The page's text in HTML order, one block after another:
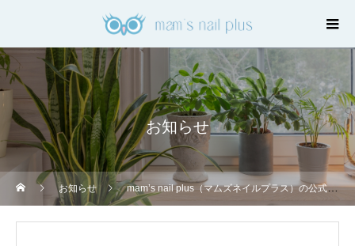
お知らせ
お知らせ mam’s nail plus（マムズネイルプラス）の公式ホームページをオープンしました。